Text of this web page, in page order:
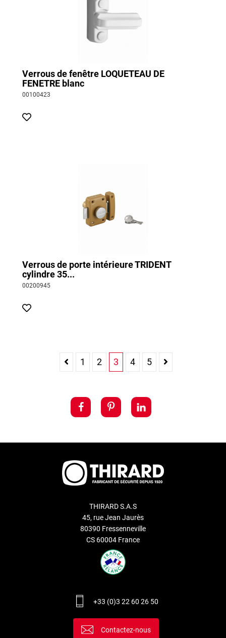
Verrous de fenêtre LOQUETEAU DE
FENETRE blanc
00100423
Verrous de porte intérieure TRIDENT
cylindre 35...
00200945
1 2 3 4 5
THIRARD S.A.S
45, rue Jean Jaurès
80390 Fressenneville
CS 60004 France
+33 (0)3 22 60 26 50
Contactez-nous